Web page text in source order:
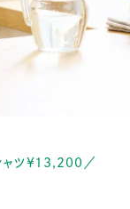
ャツ¥13,200／